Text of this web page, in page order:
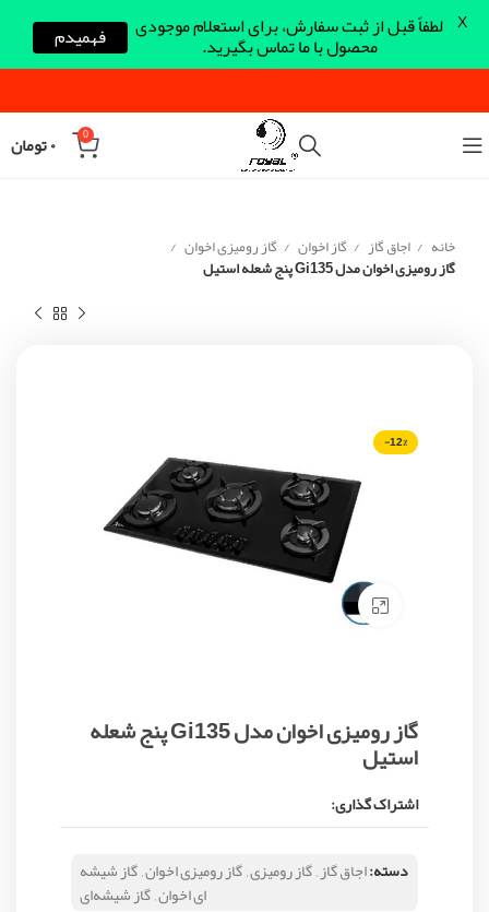
0 ۰تومان
خانه اجاق گاز گاز اخوان گاز رومیزی اخوان
گاز رومیزی اخوان مدل Gi135 پنج شعله استیل
-12%
Click to enlarge
گاز رومیزی اخوان مدل Gi135 پنج شعله
استیل
اشتراک گذاری:
دسته:اجاق گاز,گاز رومیزی,گاز رومیزی اخوان,گاز شیشه
ای اخوان,گاز شیشه‌ای
لطفاً قبل از ثبت سفارش، برای استعلام موجودی
محصول با ما تماس بگیرید. فهمیدم X